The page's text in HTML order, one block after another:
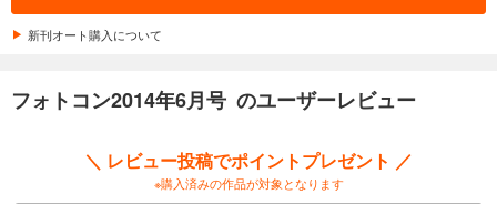
コンテスト情報
266 2013明治安田生命マイハピネスフォトコンテスト
274 第39回2014JPS展
278 第48回日本光画会写真展
1,048円 (税込)
あらすじを表示する
1,048円 (税込)
新刊オート購入について
フォトコン2014年6月号 のユーザーレビュー
＼ レビュー投稿でポイントプレゼント ／
※購入済みの作品が対象となります